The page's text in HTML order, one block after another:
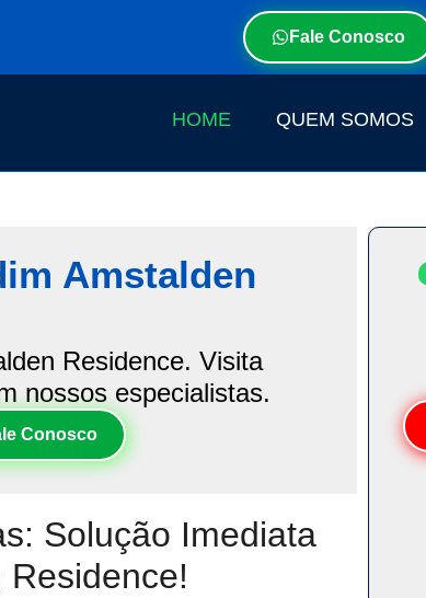
Fale Conosco
HOME QUEM SOMOS
Amstalden
Residence. Visita
nossos especialistas.
Conosco
Solução Imediata